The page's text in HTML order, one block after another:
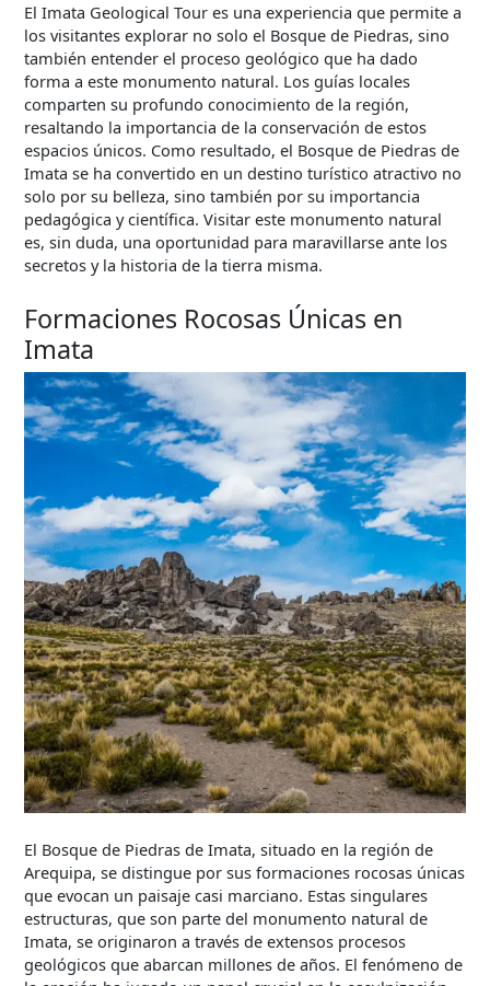
El Imata Geological Tour es una experiencia que permite a
los visitantes explorar no solo el Bosque de Piedras, sino
también entender el proceso geológico que ha dado
forma a este monumento natural. Los guías locales
comparten su profundo conocimiento de la región,
resaltando la importancia de la conservación de estos
espacios únicos. Como resultado, el Bosque de Piedras de
Imata se ha convertido en un destino turístico atractivo no
solo por su belleza, sino también por su importancia
pedagógica y científica. Visitar este monumento natural
es, sin duda, una oportunidad para maravillarse ante los
secretos y la historia de la tierra misma.
Formaciones Rocosas Únicas en
Imata
El Bosque de Piedras de Imata, situado en la región de
Arequipa, se distingue por sus formaciones rocosas únicas
que evocan un paisaje casi marciano. Estas singulares
estructuras, que son parte del monumento natural de
Imata, se originaron a través de extensos procesos
geológicos que abarcan millones de años. El fenómeno de